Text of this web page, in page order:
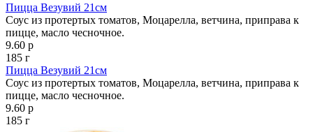
Пицца Везувий 21см
Соус из протертых томатов, Моцарелла, ветчина, приправа к
пицце, масло чесночное.
9.60 р
185 г
Пицца Везувий 21см
Соус из протертых томатов, Моцарелла, ветчина, приправа к
пицце, масло чесночное.
9.60 р
185 г